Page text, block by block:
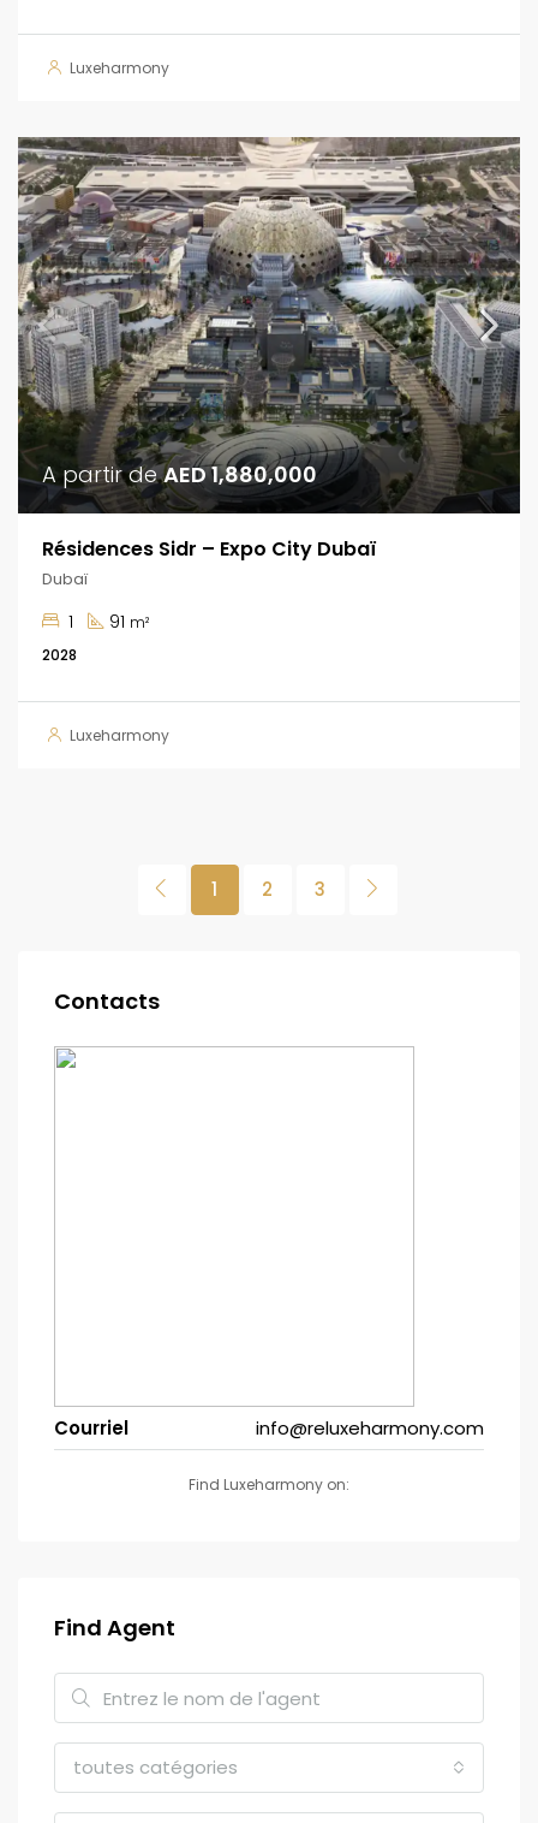
Luxeharmony
A partir deAED 1,880,000
Résidences Sidr – Expo City Dubaï
Dubaï
1 91 m²
2028
Luxeharmony
1 2 3
Contacts
Courriel info@reluxeharmony.com
Find Luxeharmony on:
Find Agent
toutes catégories